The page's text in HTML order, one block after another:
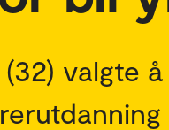
(32) valgte